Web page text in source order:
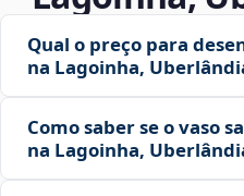
Qual o preço para
na Lagoinha,
Como saber se o vaso
na Lagoinha,